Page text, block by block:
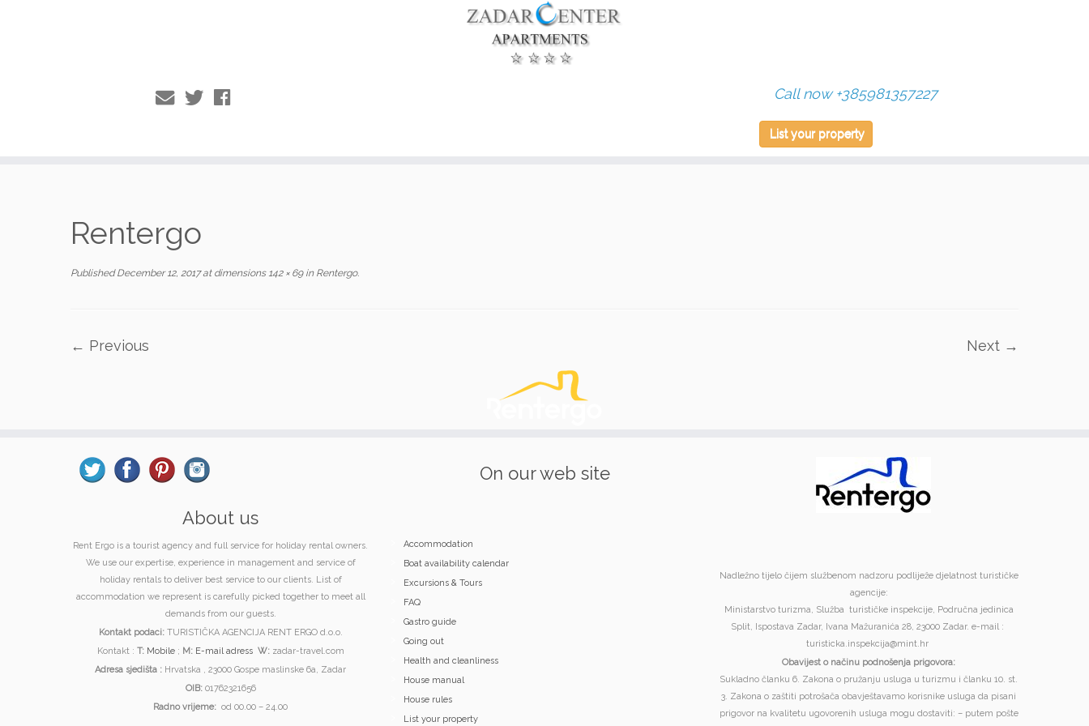
Call now +385981357227
List your property
Rentergo
Published December 12, 2017at dimensions142 × 69inRentergo.
← Previous Next →
About us
Rent Ergo is a tourist agency and full service for holiday rental owners.
We use our expertise, experience in management and service of
holiday rentals to deliver best service to our clients. List of
accommodation we represent is carefully picked together to meet all
demands from our guests.
Kontakt podaci: TURISTIČKA AGENCIJA RENT ERGO d.o.o.
Kontakt : T: Mobile; M: E-mail adress W:zadar-travel.com
Adresa sjedišta : Hrvatska , 23000 Gospe maslinske 6a, Zadar
OIB:01762321656
Radno vrijeme: od 00.00 – 24.00
On our web site
Accommodation
Boat availability calendar
Excursions & Tours
FAQ
Gastro guide
Going out
Health and cleanliness
House manual
House rules
List your property
Nadležno tijelo čijem službenom nadzoru podliježe djelatnost turističke
agencije:
Ministarstvo turizma, Služba turističke inspekcije, Područna jedinica
Split, Ispostava Zadar, Ivana Mažuranića 28, 23000 Zadar. e-mail :
turisticka.inspekcija@mint.hr
Obavijest o načinu podnošenja prigovora:
Sukladno članku 6. Zakona o pružanju usluga u turizmu i članku 10. st.
3. Zakona o zaštiti potrošača obavještavamo korisnike usluga da pisani
prigovor na kvalitetu ugovorenih usluga mogu dostaviti: – putem pošte